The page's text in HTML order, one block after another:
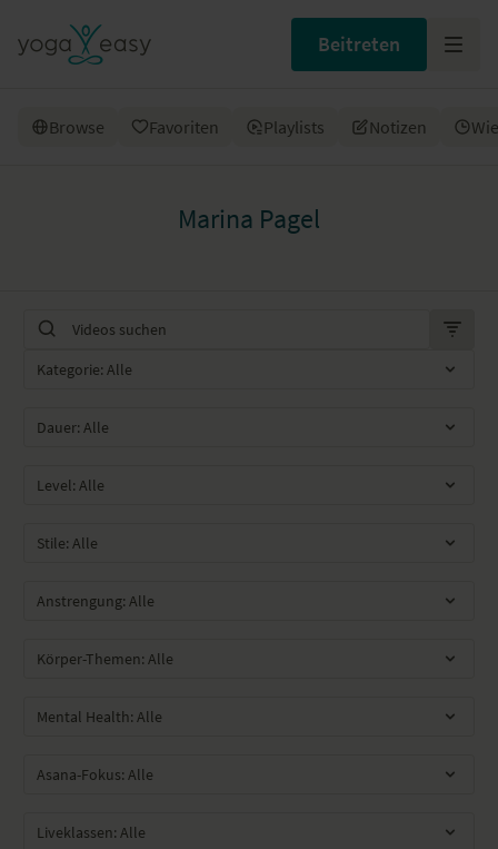
Beitreten
Browse Favoriten Playlists Notizen
Marina Pagel